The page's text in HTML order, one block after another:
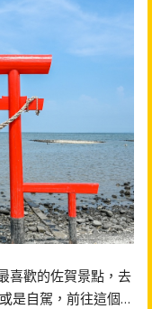
喜歡的佐賀景點，去
是自駕，前往這個…